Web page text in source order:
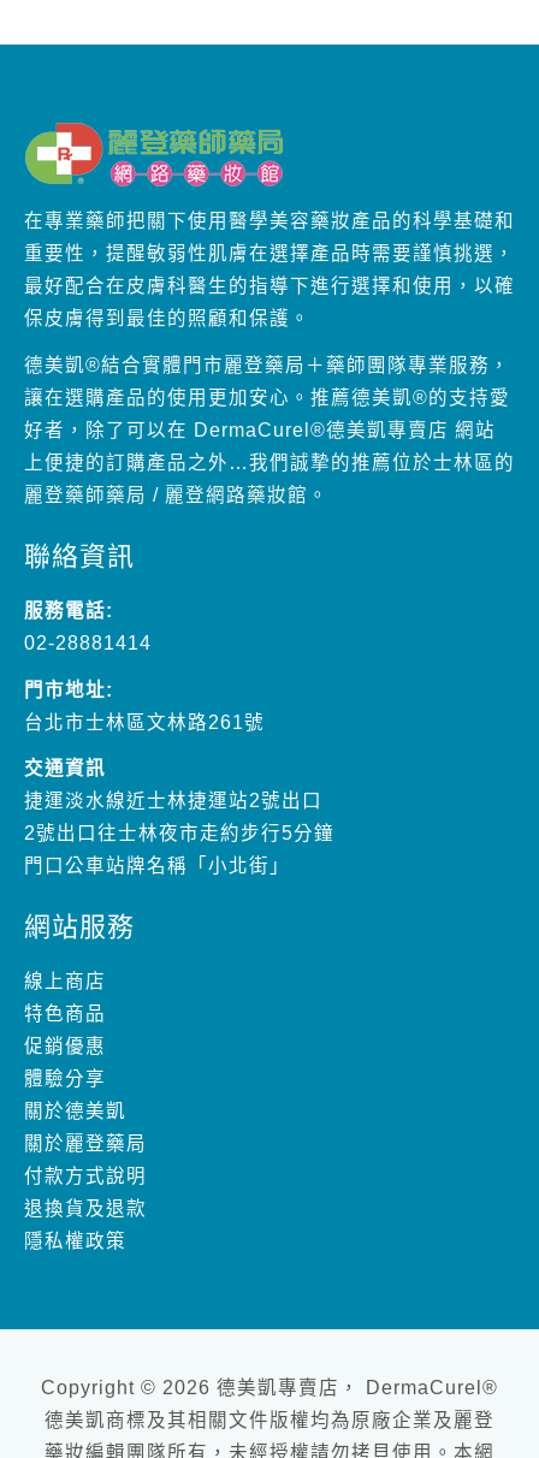
在專業藥師把關下使用醫學美容藥妝產品的科學基礎和
重要性，提醒敏弱性肌膚在選擇產品時需要謹慎挑選，
最好配合在皮膚科醫生的指導下進行選擇和使用，以確
保皮膚得到最佳的照顧和保護。
德美凱®結合實體門市麗登藥局＋藥師團隊專業服務，
讓在選購產品的使用更加安心。推薦德美凱®的支持愛
好者，除了可以在 DermaCurel®德美凱專賣店 網站
上便捷的訂購產品之外…我們誠摯的推薦位於士林區的
麗登藥師藥局 / 麗登網路藥妝館。
聯絡資訊
服務電話:
02-28881414
門市地址:
台北市士林區文林路261號
交通資訊
捷運淡水線近士林捷運站2號出口
2號出口往士林夜市走約步行5分鐘
門口公車站牌名稱「小北街」
網站服務
線上商店
特色商品
促銷優惠
體驗分享
關於德美凱
關於麗登藥局
付款方式說明
退換貨及退款
隱私權政策
Copyright © 2026 德美凱專賣店， DermaCurel®
德美凱商標及其相關文件版權均為原廠企業及麗登
藥妝編輯團隊所有，未經授權請勿拷貝使用。本網